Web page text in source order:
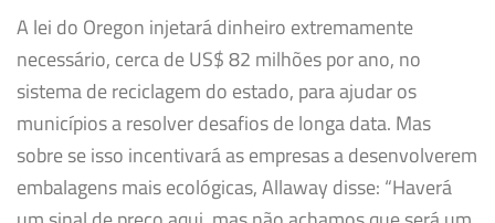
A lei do Oregon injetará dinheiro extremamente
necessário, cerca de US$ 82 milhões por ano, no
sistema de reciclagem do estado, para ajudar os
municípios a resolver desafios de longa data. Mas
sobre se isso incentivará as empresas a desenvolverem
embalagens mais ecológicas, Allaway disse: “Haverá